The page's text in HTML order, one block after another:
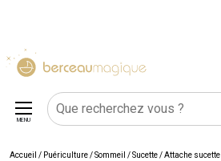
MENU
Accueil / Puériculture/Sommeil /Sucette/Attache sucette